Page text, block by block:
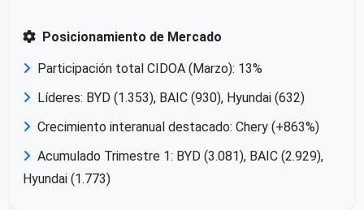
Posicionamiento de Mercado
Participación total CIDOA (Marzo): 13%
Líderes: BYD (1.353), BAIC (930), Hyundai (632)
Crecimiento interanual destacado: Chery (+863%)
Acumulado Trimestre 1: BYD (3.081), BAIC (2.929),
Hyundai (1.773)